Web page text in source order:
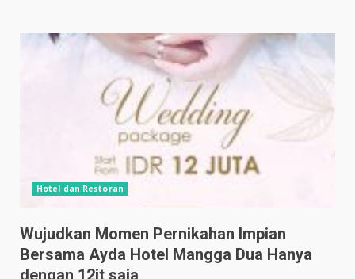
Hotel dan Restoran
Wujudkan Momen Pernikahan Impian
Bersama Ayda Hotel Mangga Dua Hanya